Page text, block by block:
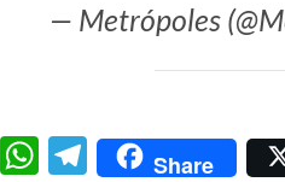
— Metrópoles
EmailWhatsApp
Telegram
Share